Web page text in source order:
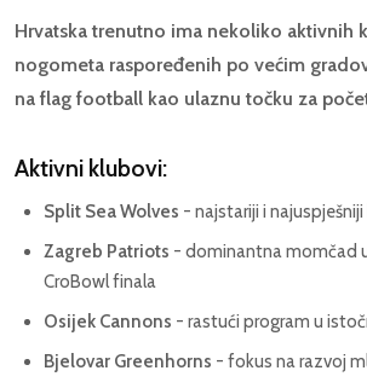
Hrvatska trenutno ima nekoliko aktivnih
nogometa raspoređenih po većim
na flag football kao ulaznu točku za
Aktivni klubovi:
Split Sea Wolves - najstariji i
Zagreb Patriots - dominantna momčad
CroBowl finala
Osijek Cannons - rastući program u
Bjelovar Greenhorns - fokus na razvoj